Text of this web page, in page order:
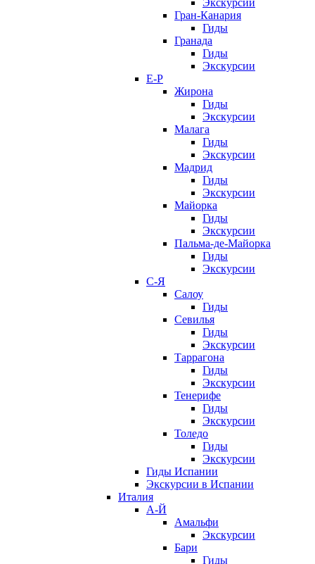
Экскурсии
Гран-Канария
Гиды
Гранада
Гиды
Экскурсии
Е-Р
Жирона
Гиды
Экскурсии
Малага
Гиды
Экскурсии
Мадрид
Гиды
Экскурсии
Майорка
Гиды
Экскурсии
Пальма-де-Майорка
Гиды
Экскурсии
С-Я
Салоу
Гиды
Севилья
Гиды
Экскурсии
Таррагона
Гиды
Экскурсии
Тенерифе
Гиды
Экскурсии
Толедо
Гиды
Экскурсии
Гиды Испании
Экскурсии в Испании
Италия
А-Й
Амальфи
Экскурсии
Бари
Гиды